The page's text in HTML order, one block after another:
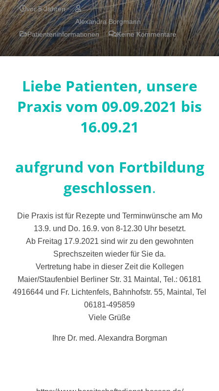
vor 5 Jahren
Alexandra Borgmann
Patienteninformationen
Keine Kommentare
Liebe Patienten, unsere
Praxis vom 09.09.2021 bis
16.09.21
aufgrund von Fortbildung
geschlossen.
Die Praxis ist für Rezepte und Terminwünsche am Mo
13.9. und Do. 16.9. von 8-12.30 Uhr besetzt.
Ab Freitag 17.9.2021 sind wir zu den gewohnten
Sprechszeiten wieder für Sie da.
Vertretung habe in dieser Zeit die Kollegen
Maier/Staufenbiel Berliner Str. 31 Maintal, Tel.: 06181
4916644 und Fr. Lichtenfels, Bahnhofstr. 55, Maintal, Tel
06181-495859
Viele Grüße
Ihre Dr. med. Alexandra Borgman